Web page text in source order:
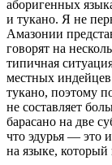
аборигенных
и тукано. Я не
Амазонии
говорят на
типичная
местных индейцев
тукано, поэтому
не составляет
барасано на две
что эдурья — это
на языке, который